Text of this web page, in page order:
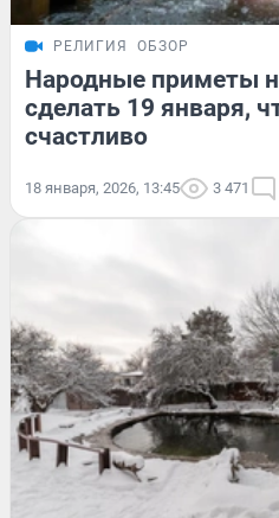
РЕЛИГИЯ ОБЗОР
Народные приметы
сделать 19 января,
счастливо
18 января, 2026, 13:45 3 471